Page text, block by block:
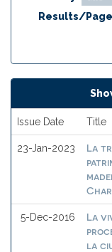
Results/Page
Issue Date Title
23-Jan-2023
La
5-Dec-2016
La
la